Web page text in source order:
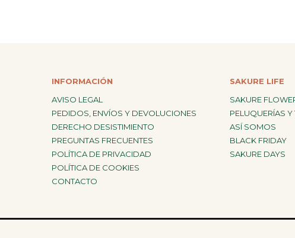
Pedidos
Envío y Seguimiento
INFORMACIÓN
AVISO LEGAL
PEDIDOS, ENVÍOS Y DEVOLUCIONES
DERECHO DESISTIMIENTO
PREGUNTAS FRECUENTES
POLÍTICA DE PRIVACIDAD
POLÍTICA DE COOKIES
CONTACTO
SAKURE LIFE
SAKURE
PELUQUERÍAS Y
ASÍ SOMOS
BLACK FRIDAY
SAKURE DAYS